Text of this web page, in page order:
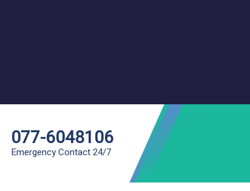
077-6048106
Emergency Contact 24/7